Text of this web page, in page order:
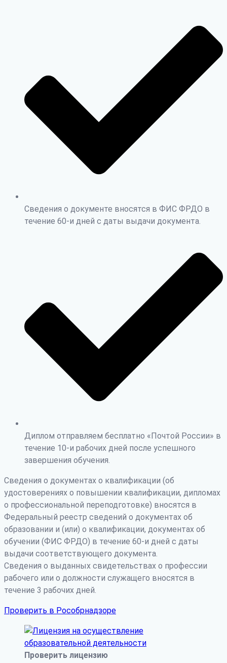
Сведения о документе вносятся в ФИС ФРДО в
течение 60-и дней с даты выдачи документа.
Диплом отправляем бесплатно «Почтой России» в
течение 10-и рабочих дней после успешного
завершения обучения.
Сведения о документах о квалификации (об
удостоверениях о повышении квалификации, дипломах
о профессиональной переподготовке) вносятся в
Федеральный реестр сведений о документах об
образовании и (или) о квалификации, документах об
обучении (ФИС ФРДО) в течение 60-и дней с даты
выдачи соответствующего документа.
Сведения о выданных свидетельствах о профессии
рабочего или о должности служащего вносятся в
течение 3 рабочих дней.
Проверить в Рособрнадзоре
Проверить лицензию